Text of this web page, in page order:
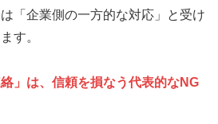
「企業側の一方的な対応」と受け
す。
」は、信頼を損なう代表的なNG